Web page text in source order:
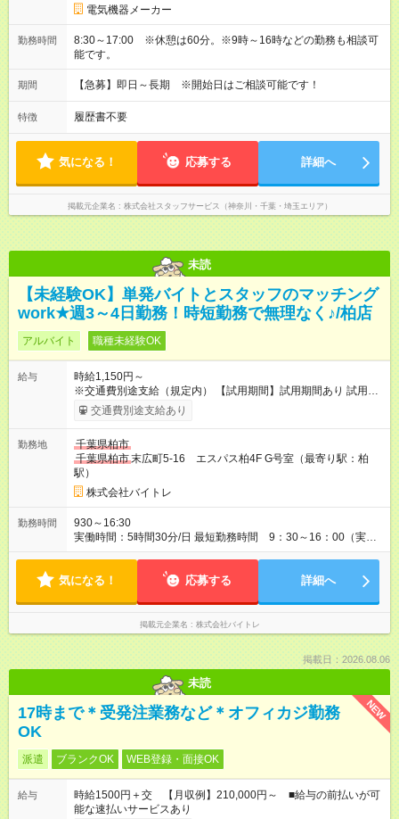
電気機器メーカー
勤務時間
8:30～17:00 ※休憩は60分。※9時～16時などの勤務も相談可
能です。
期間 【急募】即日～長期 ※開始日はご相談可能です！
特徴 履歴書不要
気になる！ 応募する 詳細へ
掲載元企業名 株式会社スタッフサービス（神奈川・千葉・埼玉エリア）
未読
【未経験OK】単発バイトとスタッフのマッチング
work★週3～4日勤務！時短勤務で無理なく♪/柏店
アルバイト 職種未経験OK
給与
時給1,150円～
※交通費別途支給（規定内） 【試用期間】試用期間あり 試用期
間の長さ：2ヶ月 雇用形態、給与は本採用時と同じです。
交通費別途支給あり
勤務地
千葉県柏市
千葉県柏市末広町5-16 エスパス柏4F G号室（最寄り駅：柏
駅）
株式会社バイトレ
勤務時間
930～16:30
実働時間：5時間30分/日 最短勤務時間 9：30～16：00（実働
5.5時間） 9：30～16：30（実働6時間）、9：30～17：00（実
気になる！ 応募する 詳細へ
掲載元企業名 株式会社バイトレ
掲載日：2026.08.06
未読
NEW
17時まで＊受発注業務など＊オフィカジ勤務
OK
派遣 ブランクOK WEB登録・面接OK
給与
時給1500円＋交 【月収例】210,000円～ ■給与の前払いが可
能な速払いサービスあり